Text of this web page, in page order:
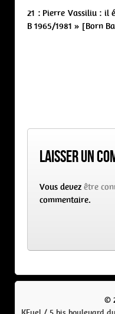
21 : Pierre Vassiliu : il
B 1965/1981 » [Born
Laisser un
Vous devez être
commentaire.
©